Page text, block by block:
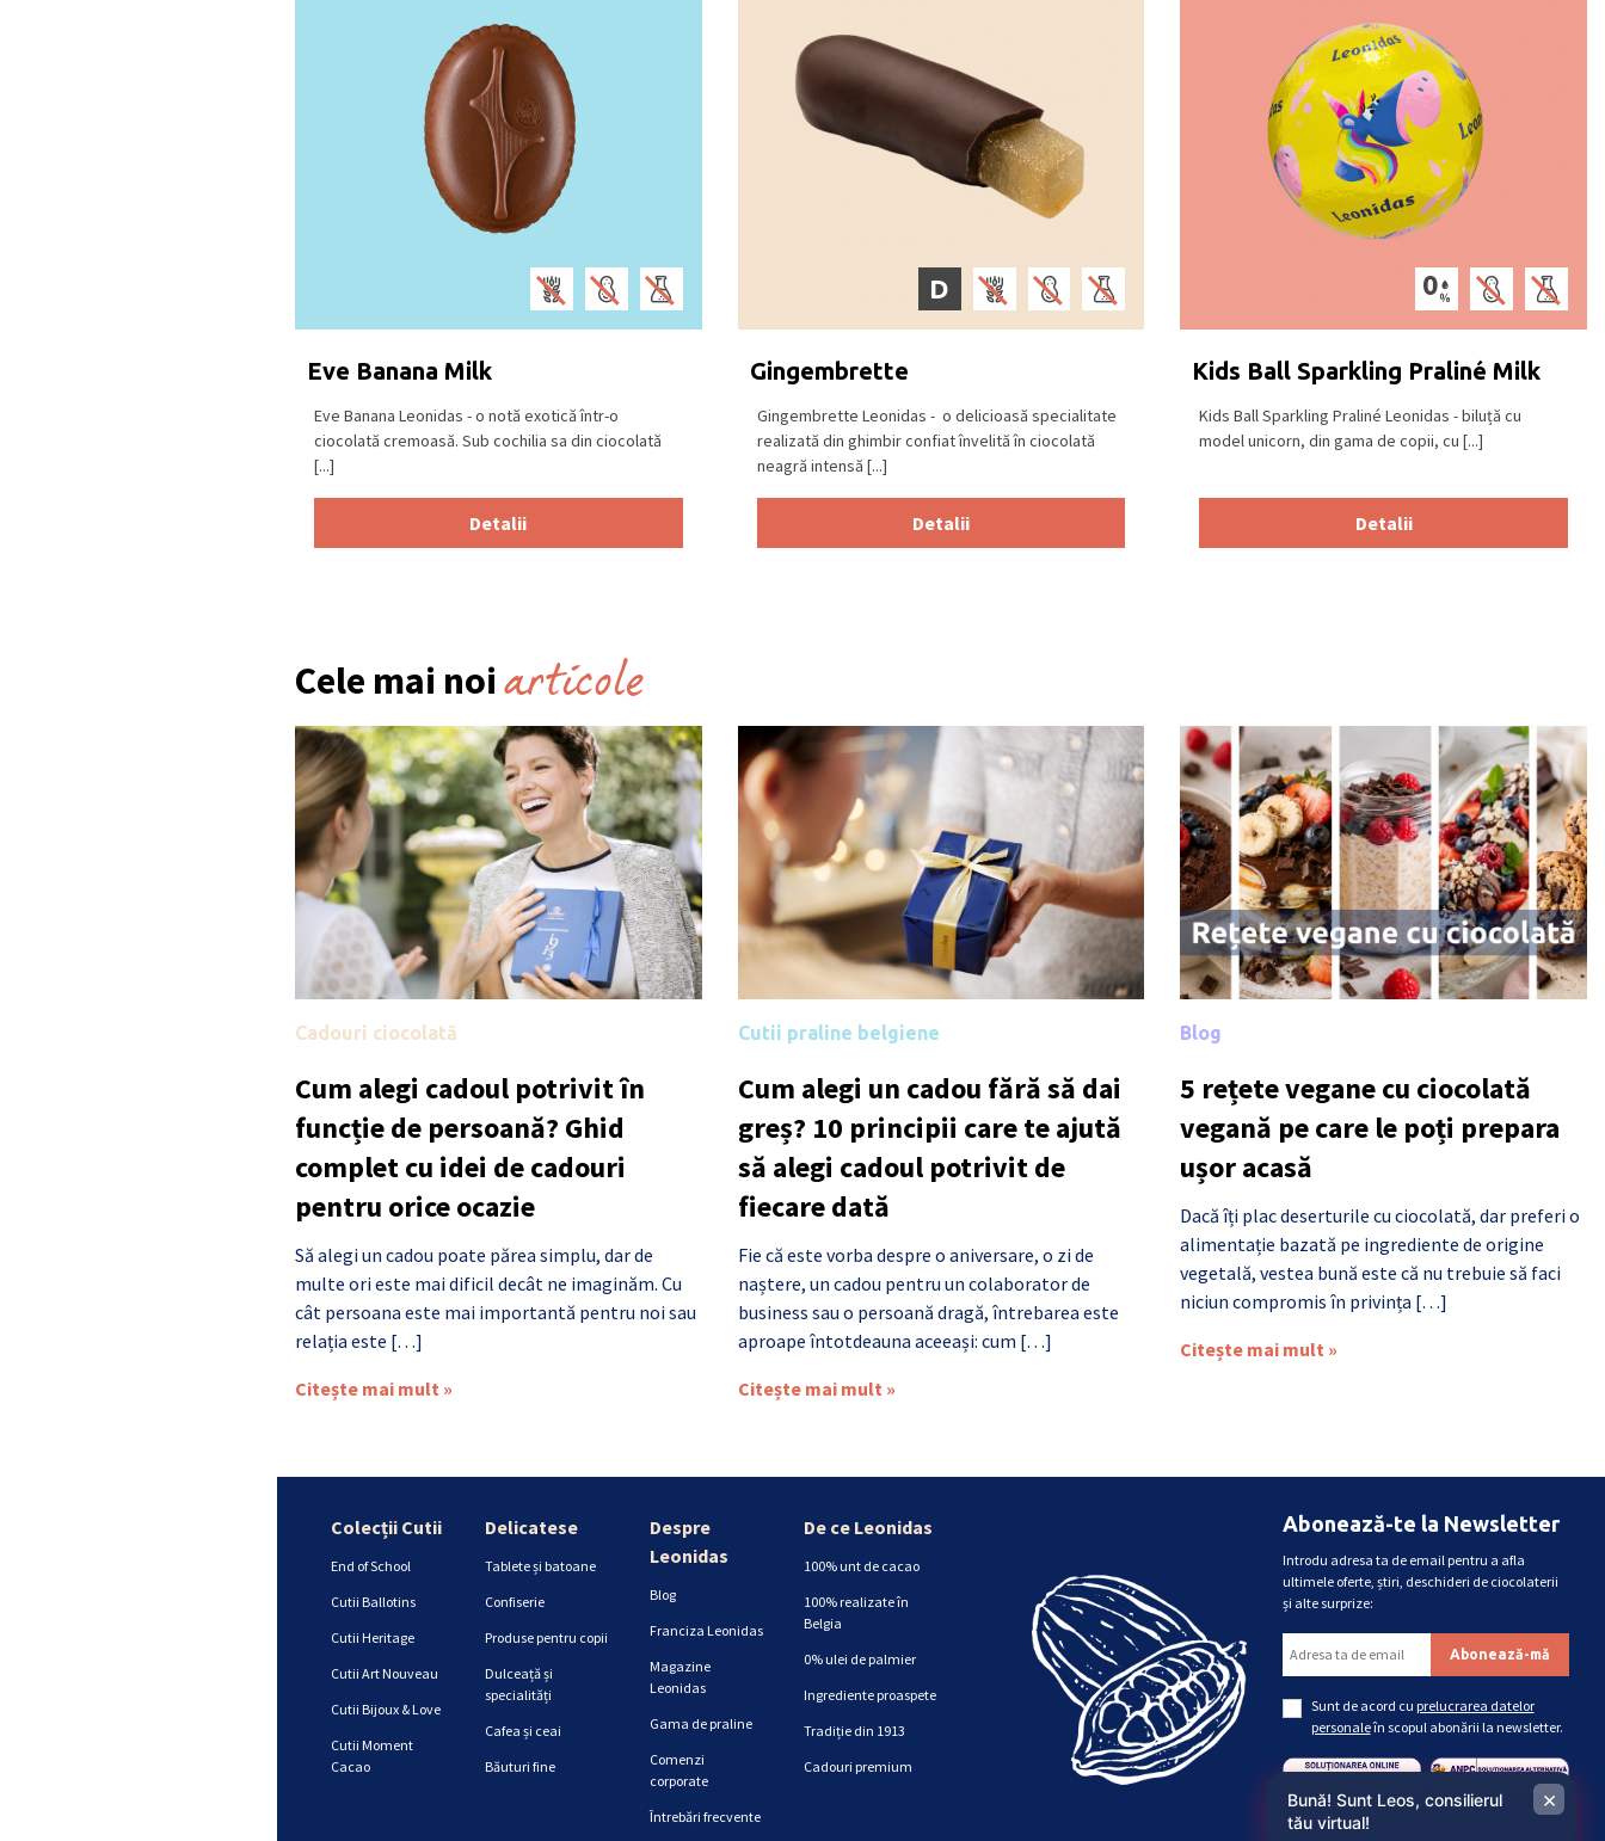
Eve Banana Milk
Eve Banana Leonidas - o notă exotică într-o
ciocolată cremoasă. Sub cochilia sa din ciocolată
[...]
Detalii
D
Gingembrette
Gingembrette Leonidas - o delicioasă specialitate
realizată din ghimbir confiat învelită în ciocolată
neagră intensă [...]
Detalii
Kids Ball Sparkling Praliné Milk
Kids Ball Sparkling Praliné Leonidas - biluță cu
model unicorn, din gama de copii, cu [...]
Detalii
Cele mai noi articole
Cadouri ciocolată
Cum alegi cadoul potrivit în
funcție de persoană? Ghid
complet cu idei de cadouri
pentru orice ocazie
Să alegi un cadou poate părea simplu, dar de
multe ori este mai dificil decât ne imaginăm. Cu
cât persoana este mai importantă pentru noi sau
relația este […]
Citește mai mult »
Cutii praline belgiene
Cum alegi un cadou fără să dai
greș? 10 principii care te ajută
să alegi cadoul potrivit de
fiecare dată
Fie că este vorba despre o aniversare, o zi de
naștere, un cadou pentru un colaborator de
business sau o persoană dragă, întrebarea este
aproape întotdeauna aceeași: cum […]
Citește mai mult »
Blog
5 rețete vegane cu ciocolată
vegană pe care le poți prepara
ușor acasă
Dacă îți plac deserturile cu ciocolată, dar preferi o
alimentație bazată pe ingrediente de origine
vegetală, vestea bună este că nu trebuie să faci
niciun compromis în privința […]
Citește mai mult »
Colecții Cutii
End of School
Cutii Ballotins
Cutii Heritage
Cutii Art Nouveau
Cutii Bijoux & Love
Cutii Moment
Cacao
Delicatese
Tablete și batoane
Confiserie
Produse pentru copii
Dulceață și
specialități
Cafea și ceai
Băuturi fine
Despre
Leonidas
Blog
Franciza Leonidas
Magazine
Leonidas
Gama de praline
Comenzi
corporate
Întrebări frecvente
De ce Leonidas
100% unt de cacao
100% realizate în
Belgia
0% ulei de palmier
Ingrediente proaspete
Tradiție din 1913
Cadouri premium
Abonează-te la Newsletter
Introdu adresa ta de email pentru a afla
ultimele oferte, știri, deschideri de ciocolaterii
și alte surprize:
Sunt de acord cu prelucrarea datelor
personaleîn scopul abonării la newsletter.
Bună! Sunt Leos, consilierul
tău virtual!
×